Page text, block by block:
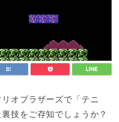
オブラザーズで「テニ
技をご存知でしょうか？